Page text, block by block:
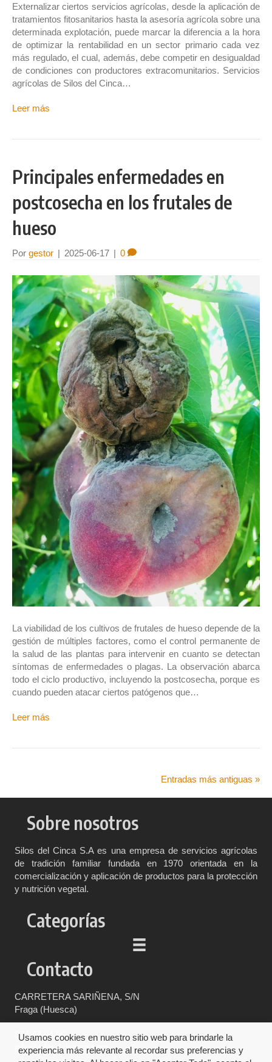
Externalizar ciertos servicios agrícolas, desde la aplicación de
tratamientos fitosanitarios hasta la asesoría agrícola sobre una
determinada explotación, puede marcar la diferencia a la hora
de optimizar la rentabilidad en un sector primario cada vez
más regulado, el cual, además, debe competir en desigualdad
de condiciones con productores extracomunitarios. Servicios
agrícolas de Silos del Cinca…
Leer más
Principales enfermedades en
postcosecha en los frutales de
hueso
Por gestor | 2025-06-17 | 0
La viabilidad de los cultivos de frutales de hueso depende de la
gestión de múltiples factores, como el control permanente de
la salud de las plantas para intervenir en cuanto se detectan
síntomas de enfermedades o plagas. La observación abarca
todo el ciclo productivo, incluyendo la postcosecha, porque es
cuando pueden atacar ciertos patógenos que…
Leer más
Entradas más antiguas »
Sobre nosotros
Silos del Cinca S.A es una empresa de servicios agrícolas
de tradición familiar fundada en 1970 orientada en la
comercialización y aplicación de productos para la protección
y nutrición vegetal.
Categorías
Contacto
CARRETERA SARIÑENA, S/N
Fraga (Huesca)
974 47 04 00
info@silosdelcinca.com
Usamos cookies en nuestro sitio web para brindarle la
experiencia más relevante al recordar sus preferencias y